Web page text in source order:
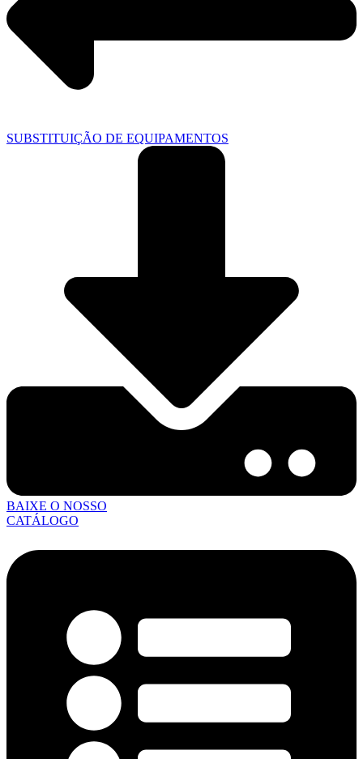
SUBSTITUIÇÃO DE EQUIPAMENTOS
BAIXE O NOSSO
CATÁLOGO